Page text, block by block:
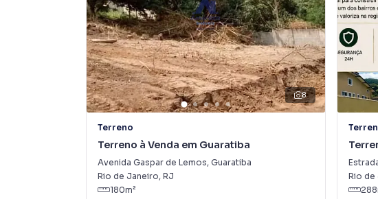
8
Terreno
Terreno à Venda em Guaratiba
Avenida Gaspar de Lemos, Guaratiba
Rio de Janeiro, RJ
180m²
Rio de
288